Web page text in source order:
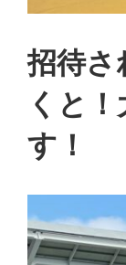
招待さ
くと
す！